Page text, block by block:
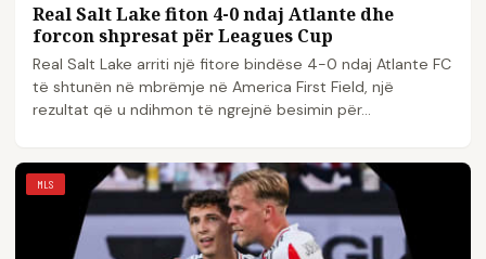
Real Salt Lake fiton 4-0 ndaj Atlante dhe
forcon shpresat për Leagues Cup
Real Salt Lake arriti një fitore bindëse 4-0 ndaj Atlante FC
të shtunën në mbrëmje në America First Field, një
rezultat që u ndihmon të ngrejnë besimin për...
MLS